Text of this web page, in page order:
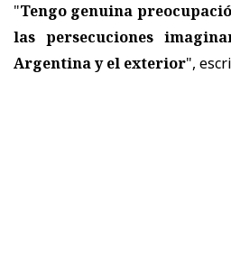
"Tengo genuina
las persecuciones
Argentina y el exterior",